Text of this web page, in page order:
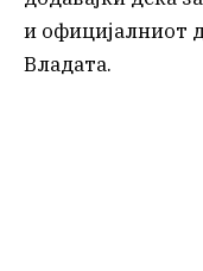
и официјалниот
Владата.